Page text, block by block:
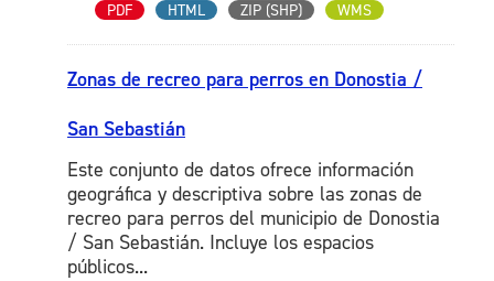
PDF HTML ZIP (SHP) WMS
Zonas de recreo para perros en Donostia /
San Sebastián
Este conjunto de datos ofrece información
geográfica y descriptiva sobre las zonas de
recreo para perros del municipio de Donostia
/ San Sebastián. Incluye los espacios
públicos...